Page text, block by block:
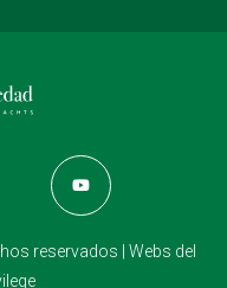
reservados | Webs del